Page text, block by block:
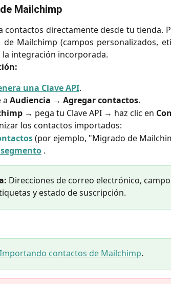
Mailchimp
contactos directamente desde tu tienda.
de Mailchimp (campos personalizados,
integración incorporada.
una Clave API.
a Audiencia → Agregar contactos.
→ pega tu Clave API → haz clic en
los contactos importados:
(por ejemplo, "Migrado de
.
Direcciones de correo electrónico,
y estado de suscripción.
Importando contactos de Mailchimp.